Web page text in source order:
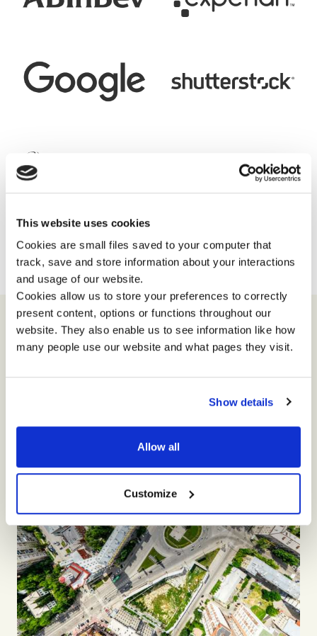
This website uses cookies
Cookies are small files saved to your computer that
track, save and store information about your interactions
and usage of our website.
Cookies allow us to store your preferences to correctly
present content, options or functions throughout our
website. They also enable us to see information like how
many people use our website and what pages they visit.
Show details
Allow all
Customize